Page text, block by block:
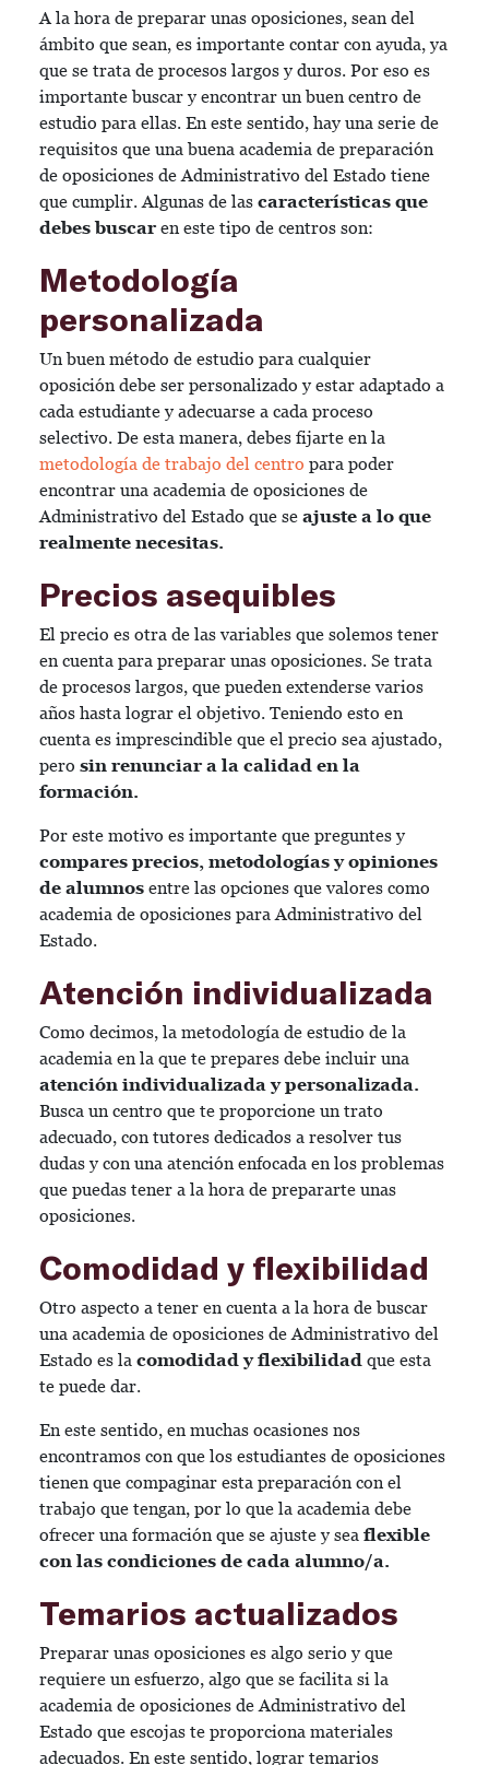
A la hora de preparar unas oposiciones, sean del
ámbito que sean, es importante contar con ayuda, ya
que se trata de procesos largos y duros. Por eso es
importante buscar y encontrar un buen centro de
estudio para ellas. En este sentido, hay una serie de
requisitos que una buena academia de preparación
de oposiciones de Administrativo del Estado tiene
que cumplir. Algunas de las características que
debes buscar en este tipo de centros son:
Metodología
personalizada
Un buen método de estudio para cualquier
oposición debe ser personalizado y estar adaptado a
cada estudiante y adecuarse a cada proceso
selectivo. De esta manera, debes fijarte en la
metodología de trabajo del centro para poder
encontrar una academia de oposiciones de
Administrativo del Estado que se ajuste a lo que
realmente necesitas.
Precios asequibles
El precio es otra de las variables que solemos tener
en cuenta para preparar unas oposiciones. Se trata
de procesos largos, que pueden extenderse varios
años hasta lograr el objetivo. Teniendo esto en
cuenta es imprescindible que el precio sea ajustado,
pero sin renunciar a la calidad en la
formación.
Por este motivo es importante que preguntes y
compares precios, metodologías y opiniones
de alumnos entre las opciones que valores como
academia de oposiciones para Administrativo del
Estado.
Atención individualizada
Como decimos, la metodología de estudio de la
academia en la que te prepares debe incluir una
atención individualizada y personalizada.
Busca un centro que te proporcione un trato
adecuado, con tutores dedicados a resolver tus
dudas y con una atención enfocada en los problemas
que puedas tener a la hora de prepararte unas
oposiciones.
Comodidad y flexibilidad
Otro aspecto a tener en cuenta a la hora de buscar
una academia de oposiciones de Administrativo del
Estado es la comodidad y flexibilidad que esta
te puede dar.
En este sentido, en muchas ocasiones nos
encontramos con que los estudiantes de oposiciones
tienen que compaginar esta preparación con el
trabajo que tengan, por lo que la academia debe
ofrecer una formación que se ajuste y sea flexible
con las condiciones de cada alumno/a.
Temarios actualizados
Preparar unas oposiciones es algo serio y que
requiere un esfuerzo, algo que se facilita si la
academia de oposiciones de Administrativo del
Estado que escojas te proporciona materiales
adecuados. En este sentido, lograr temarios